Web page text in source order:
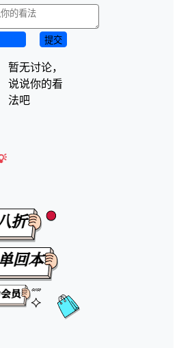
提交
暂无讨论，
说说你的看
法吧